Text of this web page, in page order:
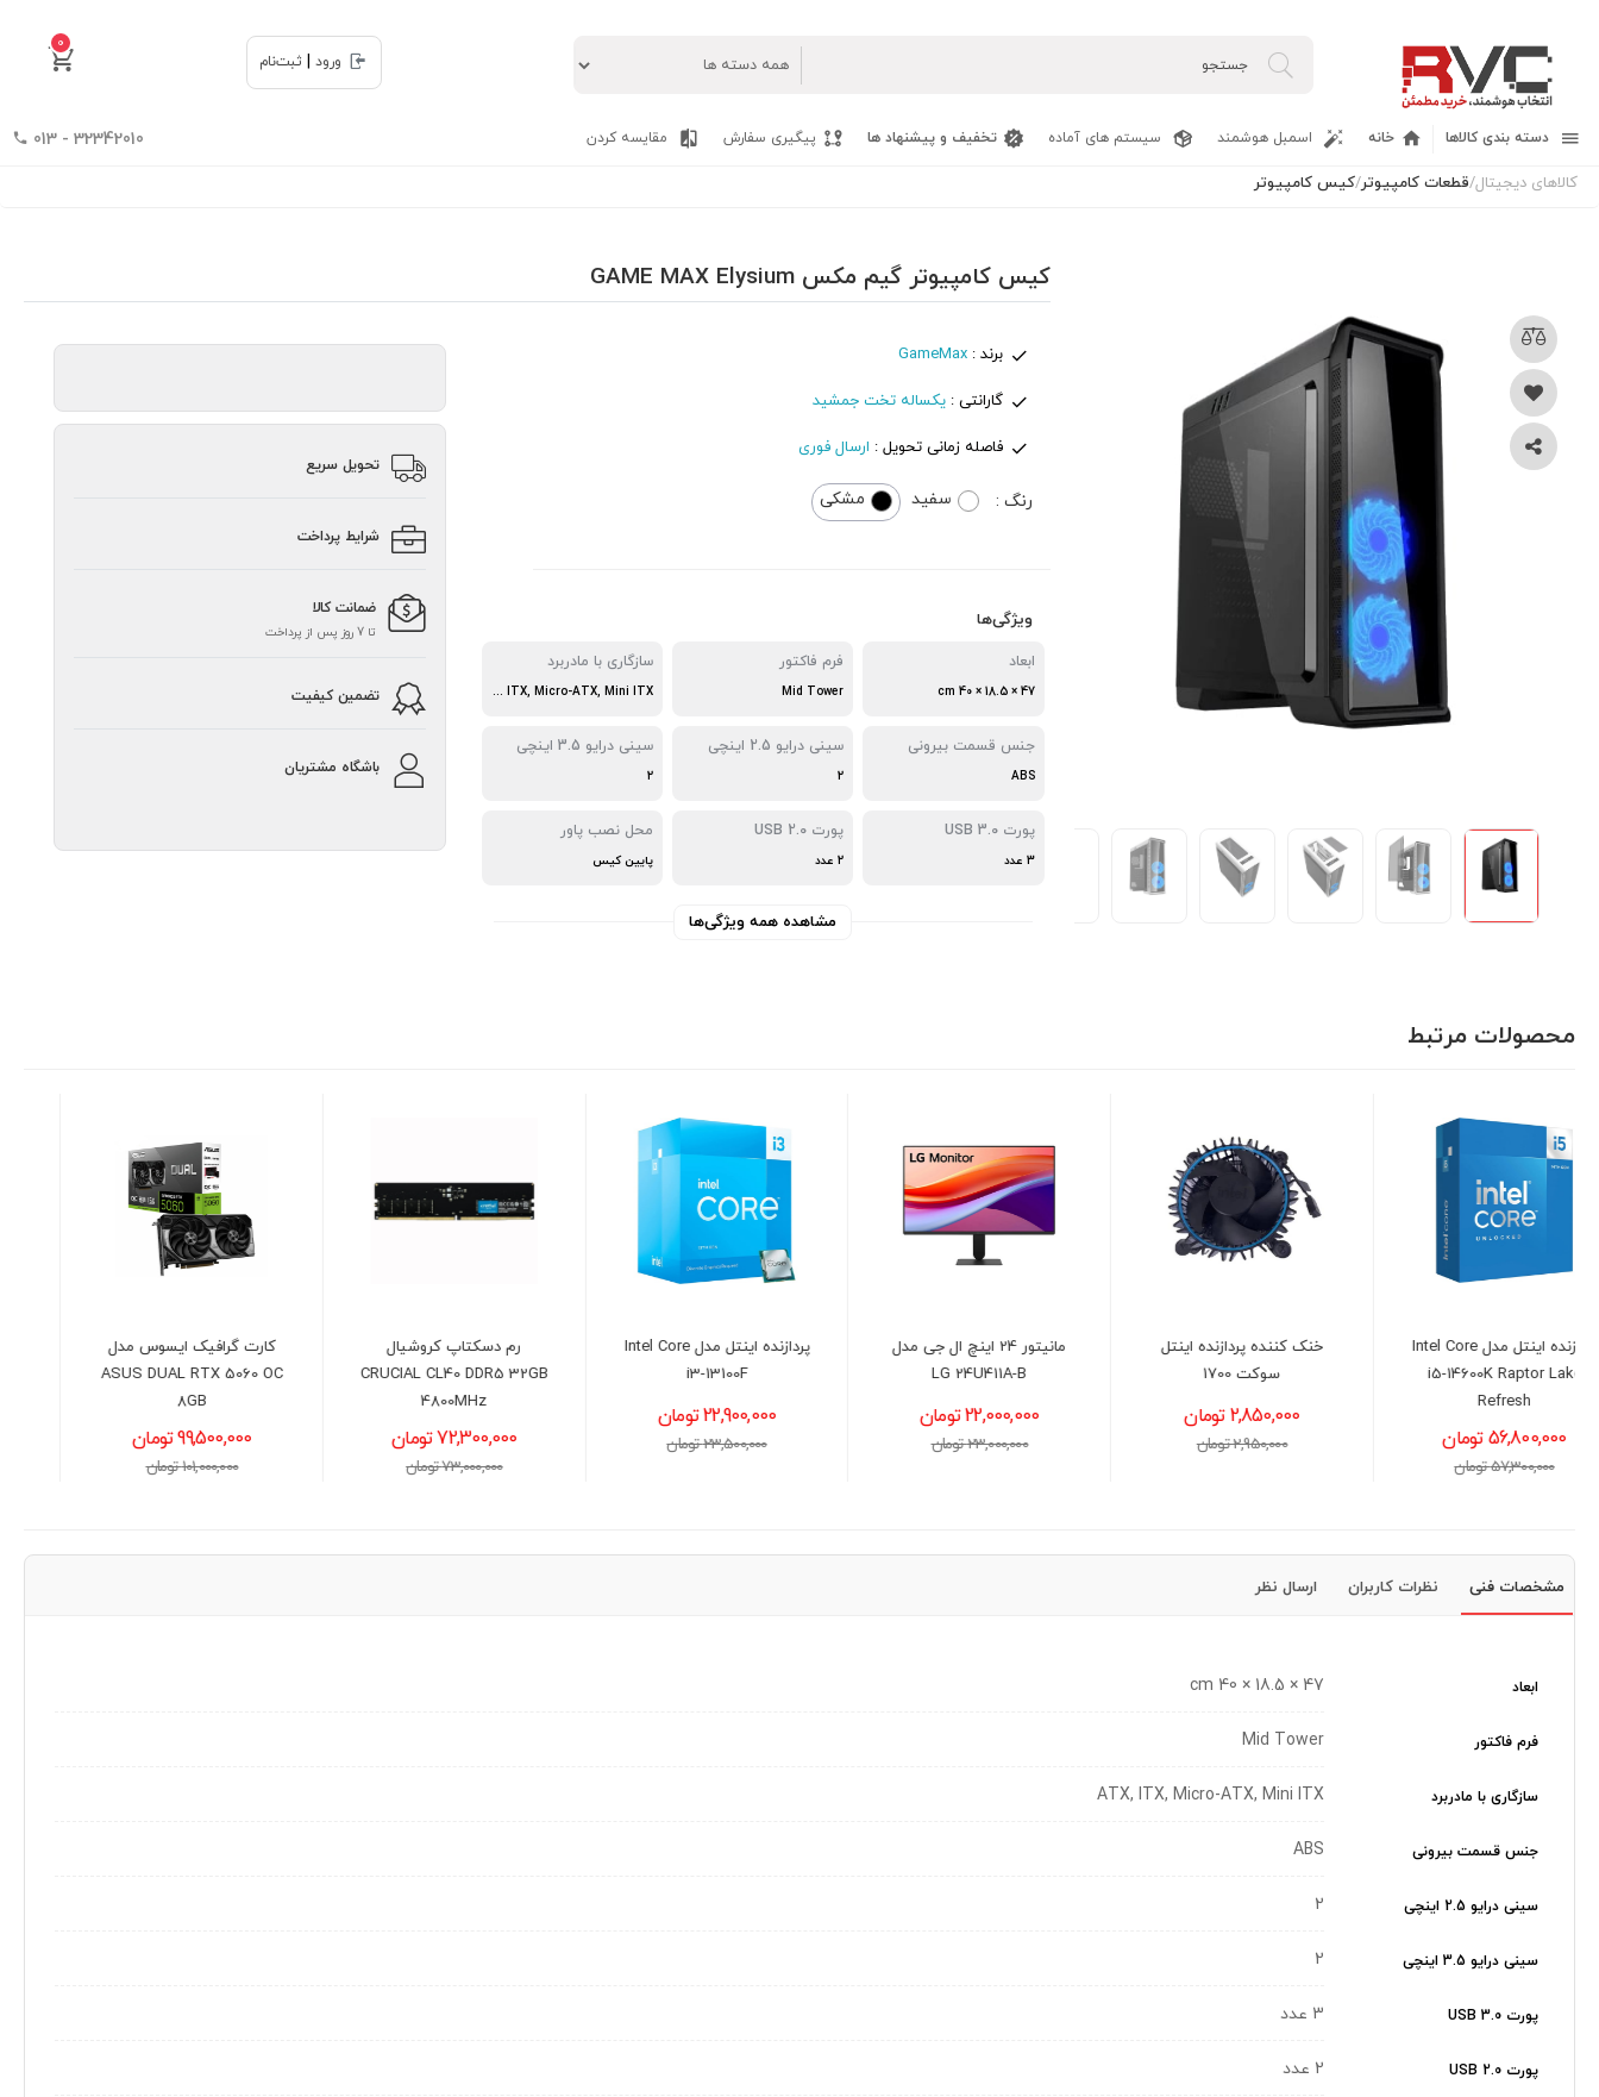
0
ورود
ثبت‌نام
دسته بندی کالاها خانه اسمبل هوشمند سیستم های آماده تخفیف و پیشنهاد ها پیگیری سفارش مقایسه کردن 32342010 - 013
کالاهای دیجیتال/قطعات کامپیوتر/کیس کامپیوتر
کیس کامپیوتر گیم مکس GAME MAX Elysium
برند : GameMax
گارانتی : یکساله تخت جمشید
فاصله زمانی تحویل : ارسال فوری
رنگ : سفید مشکی
ویژگی‌ها
ابعاد
47 × 18.5 × 40 cm
فرم فاکتور
Mid Tower
سازگاری با مادربرد
ATX, ITX, Micro-ATX, Mini ITX
جنس قسمت بیرونی
ABS
سینی درایو 2.5 اینچی
2
سینی درایو 3.5 اینچی
2
پورت USB 3.0
3 عدد
پورت USB 2.0
2 عدد
محل نصب پاور
پایین کیس
مشاهده همه ویژگی‌ها
تحویل سریع
شرایط پرداخت
ضمانت کالا
تا 7 روز پس از پرداخت
تضمین کیفیت
باشگاه مشتریان
محصولات مرتبط
خنک کننده پردازنده اینتل
سوکت 1700
2,950,000 تومان
مانیتور 24 اینچ ال جی مدل
LG 24U411A-B
22,000,000 تومان
23,000,000 تومان
پردازنده اینتل مدل Intel Core
i3-13100F
22,900,000 تومان
23,500,000 تومان
رم دسکتاپ کروشیال
CRUCIAL CL40 DDR5 32GB
72,300,000 تومان
کارت گرافیک ایسوس مدل
ASUS DUAL RTX 5060 OC
8GB
99,500,000 تومان
101,000,000 تومان
خنک کننده مایع پردازنده
دیپ کول مدل DEEPCOOL
LE360 V2
15,100,000 تومان
15,300,000 تومان
مشخصات فنی نظرات کاربران ارسال نظر
ابعاد 47 × 18.5 × 40 cm
فرم فاکتور Mid Tower
سازگاری با مادربرد ATX, ITX, Micro-ATX, Mini ITX
جنس قسمت بیرونی ABS
سینی درایو 2.5 اینچی 2
سینی درایو 3.5 اینچی 2
پورت USB 3.0 3 عدد
پورت USB 2.0 2 عدد